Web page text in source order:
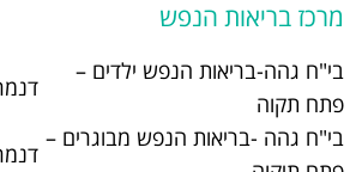
ילדים –
דנמרק 1/
מבוגרים –
דנמרק 1/